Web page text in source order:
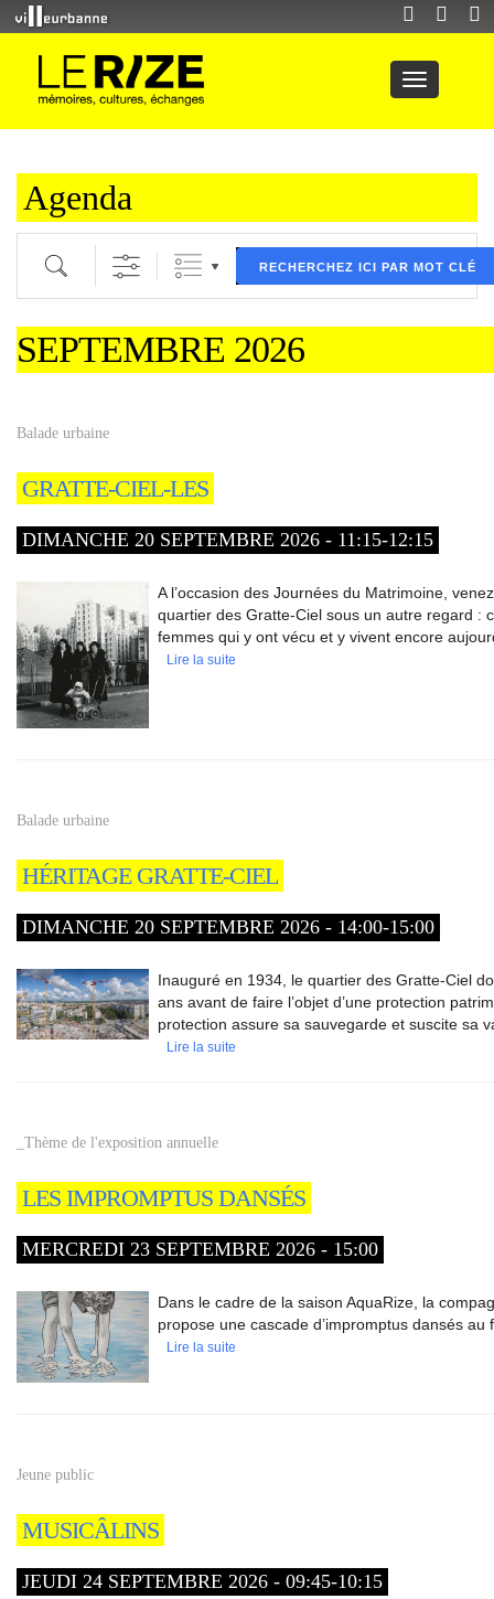
Agenda
Recherche par mot clé (ici) et / ou filtre (ci dessous) puis validez
RECHERCHEZ ICI PAR MOT CLÉ
SEPTEMBRE 2026
Balade urbaine
GRATTE-CIEL-LES
DIMANCHE 20 SEPTEMBRE 2026 - 11:15-12:15
A l’occasion des Journées du Matrimoine,
quartier des Gratte-Ciel sous un autre regard :
femmes qui y ont vécu et y vivent encore
Lire la suite
Balade urbaine
HÉRITAGE GRATTE-CIEL
DIMANCHE 20 SEPTEMBRE 2026 - 14:00-15:00
Inauguré en 1934, le quartier des Gratte-Ciel
ans avant de faire l’objet d’une protection
protection assure sa sauvegarde et suscite sa
Lire la suite
_Thème de l'exposition annuelle
LES IMPROMPTUS DANSÉS
MERCREDI 23 SEPTEMBRE 2026 - 15:00
Dans le cadre de la saison AquaRize, la
propose une cascade d’impromptus dansés au
Lire la suite
Jeune public
MUSICÂLINS
JEUDI 24 SEPTEMBRE 2026 - 09:45-10:15